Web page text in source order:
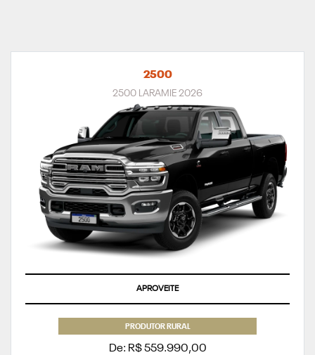
2500
2500 LARAMIE 2026
APROVEITE
PRODUTOR RURAL
De: R$ 559.990,00